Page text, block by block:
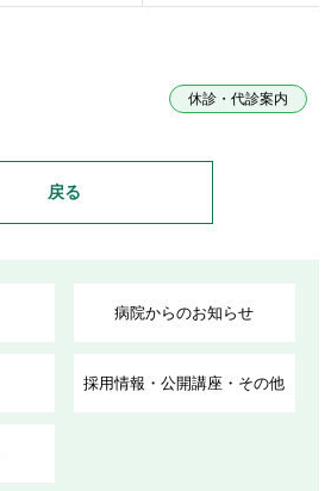
休診・代診案内
戻る
病院からのお知らせ
採用情報・公開講座・その他